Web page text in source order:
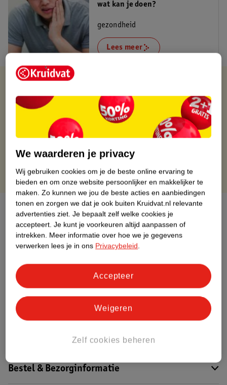
wat kan je doen?
gezondheid
Lees meer
Binnen 1 werkdag verstuurd
Gratis thuisbezorgd
Gratis retourneren via verkooppartner.
Over dit product
Productinformatie
Etiketinformatie
Nature Impact Score
Dit product heeft (nog) geen Nature
Bestel & Bezorginformatie
We waarderen je privacy
Wij gebruiken cookies om je de beste online ervaring te
bieden en om onze website persoonlijker en makkelijker te
maken. Zo kunnen we jou de beste acties en aanbiedingen
tonen en zorgen we dat je ook buiten Kruidvat.nl relevante
advertenties ziet. Je bepaalt zelf welke cookies je
accepteert. Je kunt je voorkeuren altijd aanpassen of
intrekken. Meer informatie over hoe we je gegevens
verwerken lees je in ons Privacybeleid.
Zelf cookies beheren
Weigeren
Accepteer